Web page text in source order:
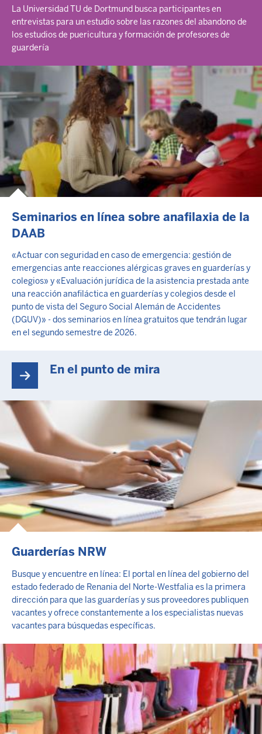
La Universidad TU de Dortmund busca participantes en
entrevistas para un estudio sobre las razones del abandono de
los estudios de puericultura y formación de profesores de
guardería
Seminarios en línea sobre anafilaxia de la
DAAB
«Actuar con seguridad en caso de emergencia: gestión de
emergencias ante reacciones alérgicas graves en guarderías y
colegios» y «Evaluación jurídica de la asistencia prestada ante
una reacción anafiláctica en guarderías y colegios desde el
punto de vista del Seguro Social Alemán de Accidentes
(DGUV)» - dos seminarios en línea gratuitos que tendrán lugar
en el segundo semestre de 2026.
En el punto de mira
Guarderías NRW
Busque y encuentre en línea: El portal en línea del gobierno del
estado federado de Renania del Norte-Westfalia es la primera
dirección para que las guarderías y sus proveedores publiquen
vacantes y ofrece constantemente a los especialistas nuevas
vacantes para búsquedas específicas.